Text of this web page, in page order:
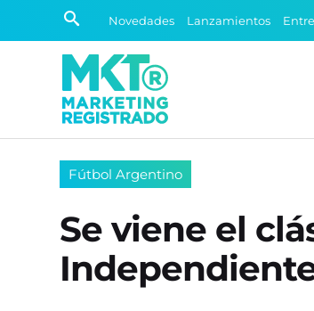
Novedades Lanzamientos
Fútbol Argentino
Se viene el